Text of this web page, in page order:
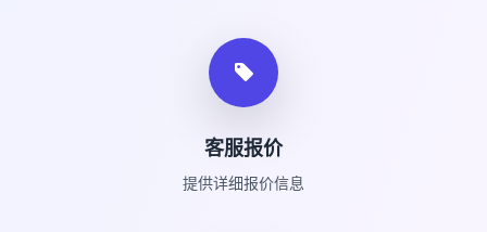
客服报价
提供详细报价信息